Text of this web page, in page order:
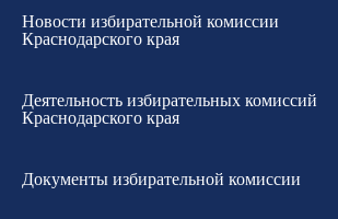
Новости избирательной комиссии
Краснодарского края
Деятельность избирательных комиссий
Краснодарского края
Документы избирательной комиссии